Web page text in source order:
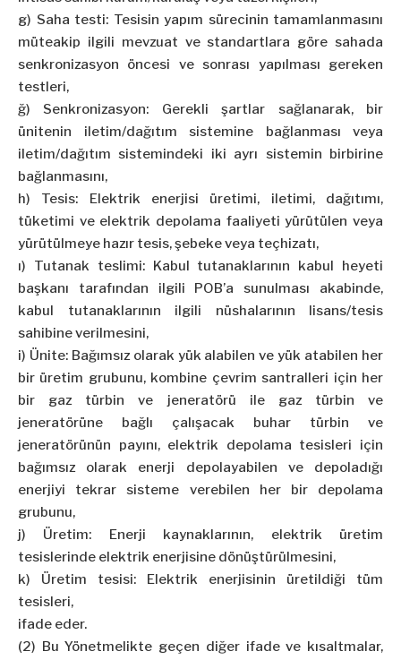
g) Saha testi: Tesisin yapım sürecinin tamamlanmasını
müteakip ilgili mevzuat ve standartlara göre sahada
senkronizasyon öncesi ve sonrası yapılması gereken
testleri,
ğ) Senkronizasyon: Gerekli şartlar sağlanarak, bir
ünitenin iletim/dağıtım sistemine bağlanması veya
iletim/dağıtım sistemindeki iki ayrı sistemin birbirine
bağlanmasını,
h) Tesis: Elektrik enerjisi üretimi, iletimi, dağıtımı,
tüketimi ve elektrik depolama faaliyeti yürütülen veya
yürütülmeye hazır tesis, şebeke veya teçhizatı,
ı) Tutanak teslimi: Kabul tutanaklarının kabul heyeti
başkanı tarafından ilgili POB’a sunulması akabinde,
kabul tutanaklarının ilgili nüshalarının lisans/tesis
sahibine verilmesini,
i) Ünite: Bağımsız olarak yük alabilen ve yük atabilen her
bir üretim grubunu, kombine çevrim santralleri için her
bir gaz türbin ve jeneratörü ile gaz türbin ve
jeneratörüne bağlı çalışacak buhar türbin ve
jeneratörünün payını, elektrik depolama tesisleri için
bağımsız olarak enerji depolayabilen ve depoladığı
enerjiyi tekrar sisteme verebilen her bir depolama
grubunu,
j) Üretim: Enerji kaynaklarının, elektrik üretim
tesislerinde elektrik enerjisine dönüştürülmesini,
k) Üretim tesisi: Elektrik enerjisinin üretildiği tüm
tesisleri,
ifade eder.
(2) Bu Yönetmelikte geçen diğer ifade ve kısaltmalar,